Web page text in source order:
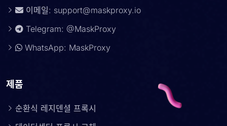
이메일: support@maskproxy.io
Telegram: @MaskProxy
WhatsApp: MaskProxy
제품
순환식 레지덴셜 프록시